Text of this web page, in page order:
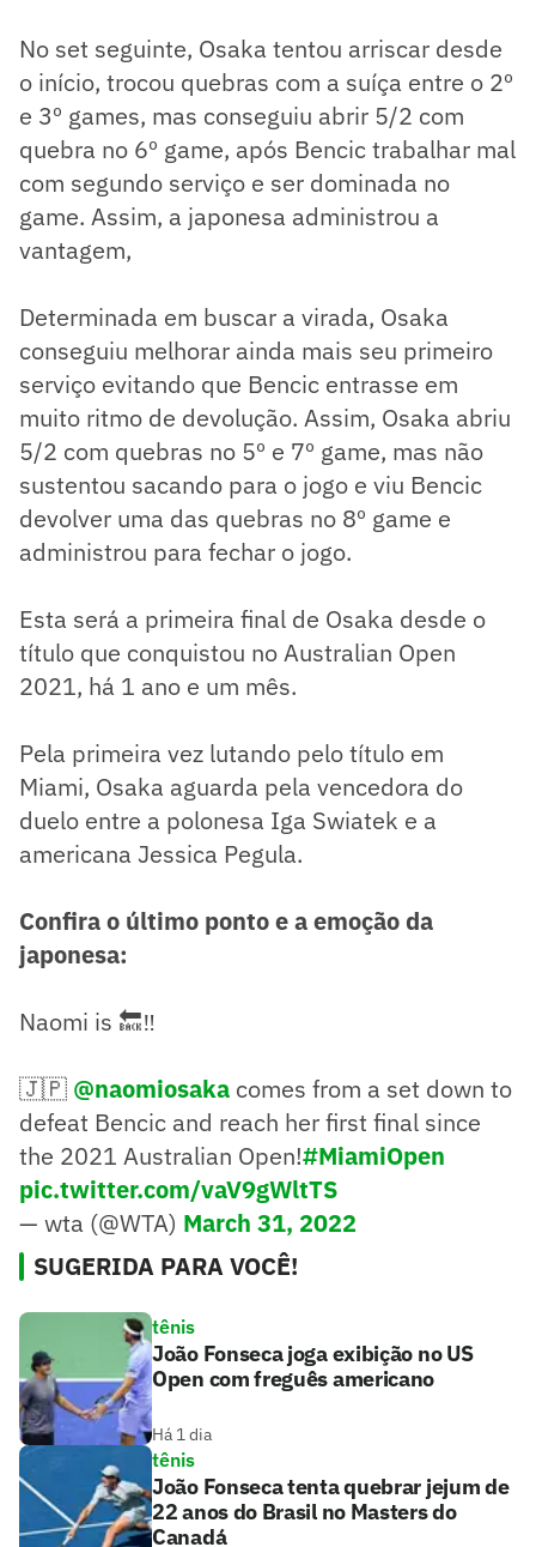
No set seguinte, Osaka tentou arriscar desde
o início, trocou quebras com a suíça entre o 2º
e 3º games, mas conseguiu abrir 5/2 com
quebra no 6º game, após Bencic trabalhar mal
com segundo serviço e ser dominada no
game. Assim, a japonesa administrou a
vantagem,
Determinada em buscar a virada, Osaka
conseguiu melhorar ainda mais seu primeiro
serviço evitando que Bencic entrasse em
muito ritmo de devolução. Assim, Osaka abriu
5/2 com quebras no 5º e 7º game, mas não
sustentou sacando para o jogo e viu Bencic
devolver uma das quebras no 8º game e
administrou para fechar o jogo.
Esta será a primeira final de Osaka desde o
título que conquistou no Australian Open
2021, há 1 ano e um mês.
Pela primeira vez lutando pelo título em
Miami, Osaka aguarda pela vencedora do
duelo entre a polonesa Iga Swiatek e a
americana Jessica Pegula.
Confira o último ponto e a emoção da
japonesa:
Naomi is 🔙‼️
🇯🇵 @naomiosaka comes from a set down to
defeat Bencic and reach her first final since
the 2021 Australian Open!#MiamiOpen
pic.twitter.com/vaV9gWltTS
— wta (@WTA) March 31, 2022
SUGERIDA PARA VOCÊ!
tênis
João Fonseca joga exibição no US
Open com freguês americano
Há 1 dia
tênis
João Fonseca tenta quebrar jejum de
22 anos do Brasil no Masters do
Canadá